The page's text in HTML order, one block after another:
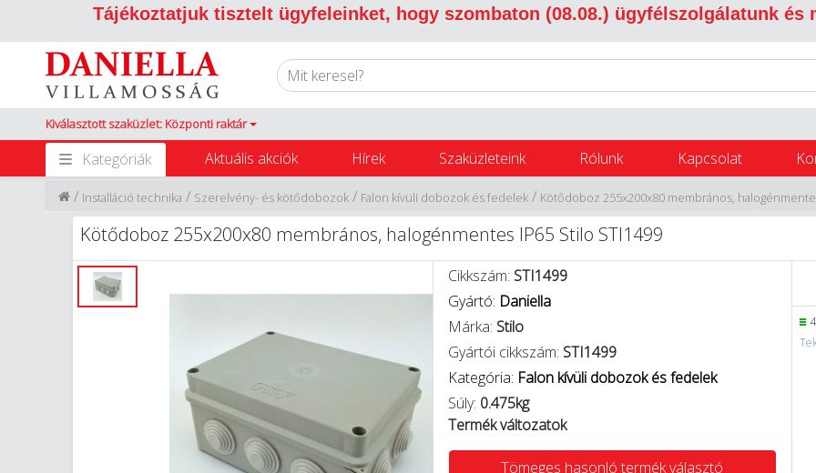
Tájékoztatjuk tisztelt ügyfeleinket, hogy szombaton (08.08.) ügyfélszolgálatunk és
Kiválasztott szaküzlet: Központi raktár
Kategóriák Aktuális akciók Hírek Szaküzleteink Rólunk Kapcsolat
Kötődoboz 255x200x80 membrános,
/
Falon kívüli dobozok és fedelek
/
Szerelvény- és kötődobozok
/
Installáció technika
/
Kötődoboz 255x200x80 membrános, halogénmentes IP65 Stilo STI1499
Cikkszám: STI1499
Gyártó: Daniella
Márka: Stilo
Gyártói cikkszám: STI1499
Kategória: Falon kívüli dobozok és fedelek
Súly: 0.475kg
Termék változatok
Tömeges hasonló termék választó